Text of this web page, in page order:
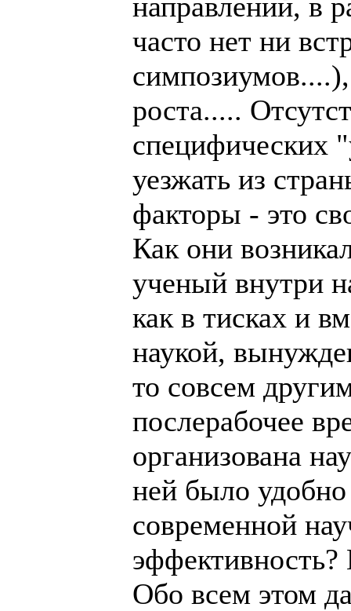
часто нет ни
роста.....
специфических
уезжать из
факторы - это
Как они
ученый внутри
как в тисках и
наукой,
то совсем
послерабочее
организована
ней было удобно
современной
эффективность?
Обо всем этом